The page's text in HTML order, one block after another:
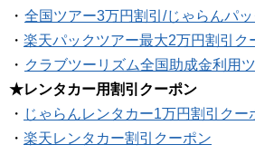
・ 全国ツアー3万円割引/じゃらんパッ
・ 楽天パックツアー最大2万円割引ク
・ クラブツーリズム全国助成金利用
★レンタカー用割引クーポン
・ じゃらんレンタカー1万円割引クー
・ 楽天レンタカー割引クーポン